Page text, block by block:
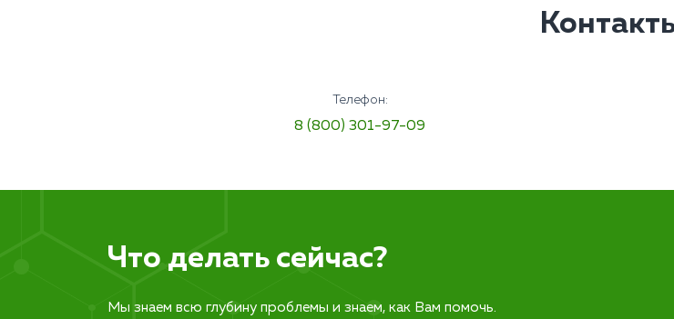
Телефон:
8 (800) 301-97-09
Что делать сейчас?
Мы знаем всю глубину проблемы и знаем, как Вам помочь.